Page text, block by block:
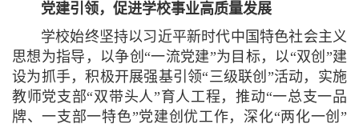
党建引领，促进学校事业高质量发展
学校始终坚持以习近平新时代中国特色社会主义
思想为指导，以争创“一流党建”为目标，以“双创”建
设为抓手，积极开展强基引领“三级联创”活动，实施
教师党支部“双带头人”育人工程，推动“一总支一品
牌、一支部一特色”党建创优工作，深化“两化一创”